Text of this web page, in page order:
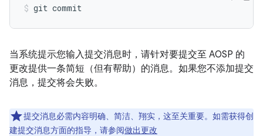
当系统提示您输入提交消息时，请针对要提交至 AOSP 的
更改提供一条简短（但有帮助）的消息。如果您不添加提交
消息，提交将会失败。
提交消息必需内容明确、简洁、翔实，这至关重要。如需获得创
建提交消息方面的指导，请参阅做出更改